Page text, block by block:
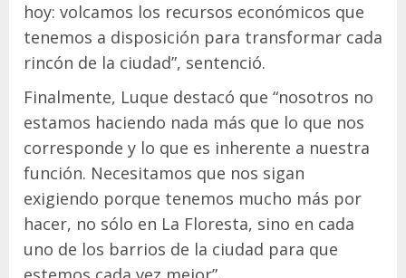
hoy: volcamos los recursos económicos que
tenemos a disposición para transformar cada
rincón de la ciudad”, sentenció.
Finalmente, Luque destacó que “nosotros no
estamos haciendo nada más que lo que nos
corresponde y lo que es inherente a nuestra
función. Necesitamos que nos sigan
exigiendo porque tenemos mucho más por
hacer, no sólo en La Floresta, sino en cada
uno de los barrios de la ciudad para que